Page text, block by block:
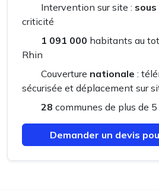
Intervention sur site :
criticité
1 091 000 habitants au
Rhin
Couverture nationale :
sécurisée et déplacement sur
28 communes de plus de
Demander un devis